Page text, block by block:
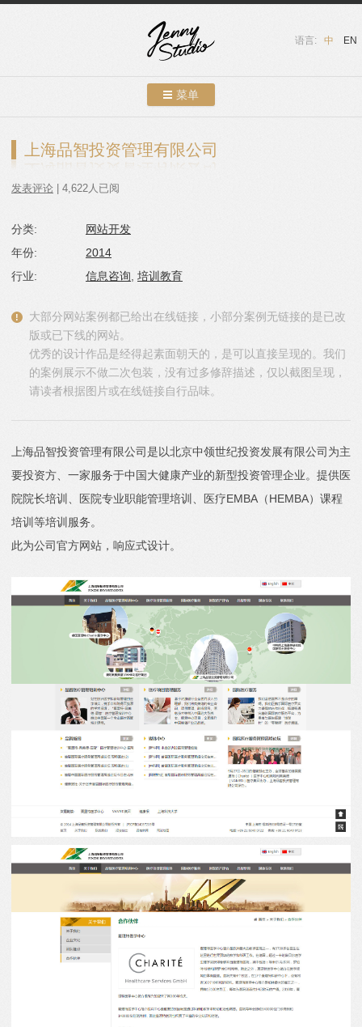
语言: 中 EN
菜单
跳转到内容
友情链接
上海品智投资管理有限公司
发表评论 | 4,622人已阅
分类:
网站开发
年份:
2014
行业:
信息咨询 培训教育
大部分网站案例都已给出在线链接，小部分案例无链接的是已改
版或已下线的网站。
优秀的设计作品是经得起素面朝天的，是可以直接呈现的。我们
的案例展示不做二次包装，没有过多修辞描述，仅以截图呈现，
请读者根据图片或在线链接自行品味。
上海品智投资管理有限公司是以北京中领世纪投资发展有限公司为主
要投资方、一家服务于中国大健康产业的新型投资管理企业。提供医
院院长培训、医院专业职能管理培训、医疗EMBA（HEMBA）课程
培训等培训服务。
此为公司官方网站，响应式设计。